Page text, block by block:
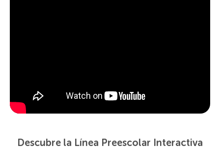
Descubre la Línea Preescolar Interactiva